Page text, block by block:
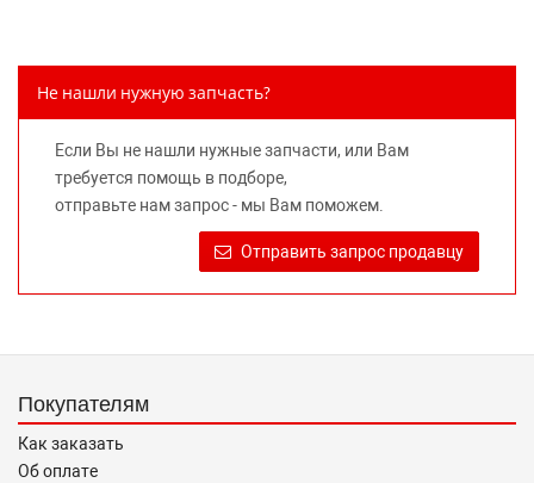
предлагаемых к продаже запасных частей для
правообладателей указанных товарных знаков.
Требование предоставлять покупателю необходимую и
достоверную информацию о товаре, предлагаемом к
продаже, обеспечивающую возможность их правильного
выбора возложено на продавца (изготовителя) Законом
«О защите прав потребителей».
Не нашли нужную запчасть?
Если Вы не нашли нужные запчасти, или Вам
требуется помощь в подборе,
отправьте нам запрос - мы Вам поможем.
Отправить запрос продавцу
Покупателям
Как заказать
Об оплате